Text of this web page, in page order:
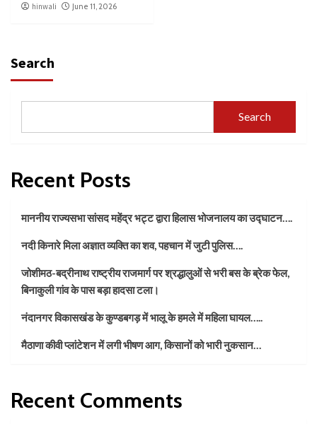
hinwali June 11, 2026
Search
Search
Recent Posts
माननीय राज्यसभा सांसद महेंद्र भट्ट द्वारा हिलास भोजनालय का उद्घाटन….
नदी किनारे मिला अज्ञात व्यक्ति का शव, पहचान में जुटी पुलिस….
जोशीमठ-बद्रीनाथ राष्ट्रीय राजमार्ग पर श्रद्धालुओं से भरी बस के ब्रेक फेल,
बिनाकुली गांव के पास बड़ा हादसा टला।
नंदानगर विकासखंड के कुण्डबगड़ में भालू के हमले में महिला घायल…..
मैठाणा कीवी प्लांटेशन में लगी भीषण आग, किसानों को भारी नुकसान…
Recent Comments